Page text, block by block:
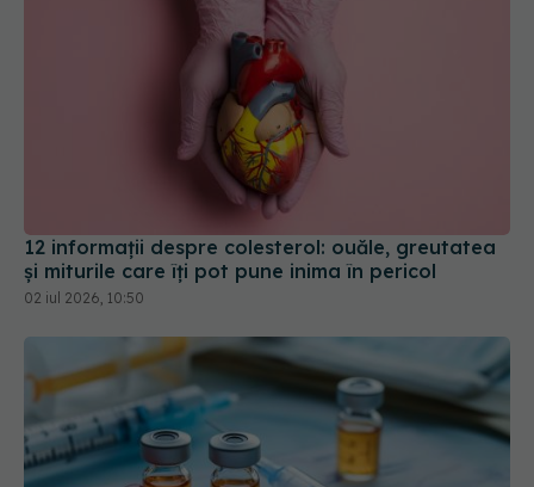
12 informații despre colesterol: ouăle, greutatea
și miturile care îți pot pune inima în pericol
02 iul 2026, 10:50